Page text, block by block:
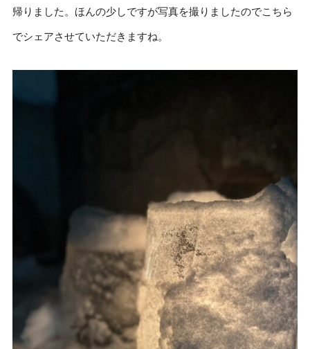
帰りました。ほんの少しですが写真を撮りましたのでこちら
でシェアさせていただきますね。